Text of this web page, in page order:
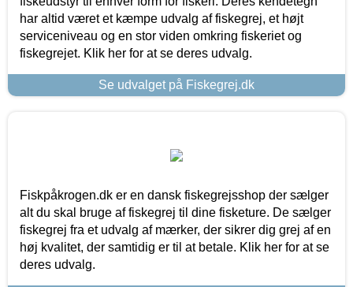
har altid været et kæmpe udvalg af fiskegrej, et højt
serviceniveau og en stor viden omkring fiskeriet og
fiskegrejet. Klik her for at se deres udvalg.
Se udvalget på Fiskegrej.dk
Fiskpåkrogen.dk er en dansk fiskegrejsshop der sælger
alt du skal bruge af fiskegrej til dine fisketure. De sælger
fiskegrej fra et udvalg af mærker, der sikrer dig grej af en
høj kvalitet, der samtidig er til at betale. Klik her for at se
deres udvalg.